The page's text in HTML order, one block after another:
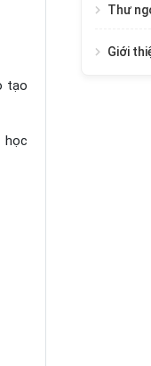
tạo
học
Thư
Giới